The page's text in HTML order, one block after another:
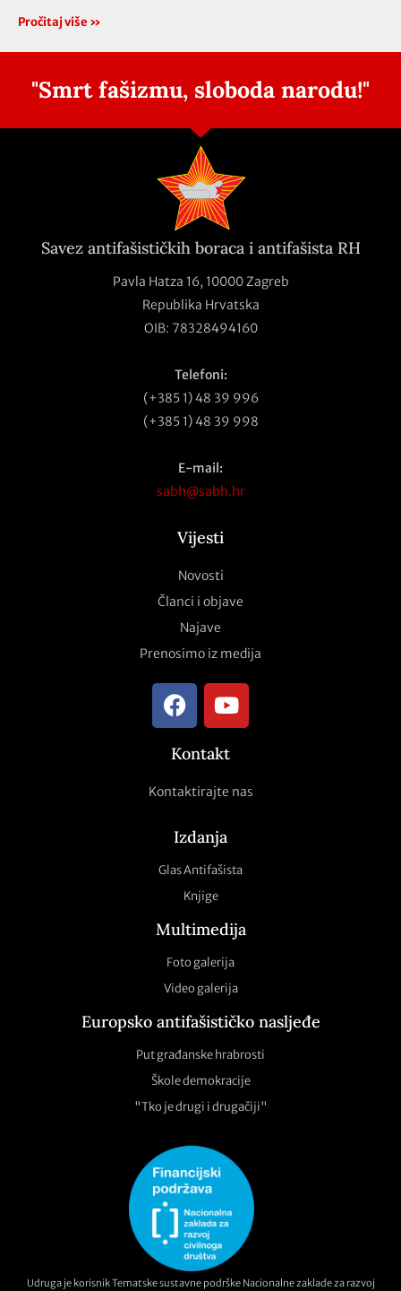
Pročitaj više »
"Smrt fašizmu, sloboda narodu!"
Savez antifašističkih boraca i antifašista RH
Pavla Hatza 16, 10000 Zagreb
Republika Hrvatska
OIB: 78328494160
Telefoni:
(+385 1) 48 39 996
(+385 1) 48 39 998
E-mail:
sabh@sabh.hr
Vijesti
Novosti
Članci i objave
Najave
Prenosimo iz medija
Kontakt
Kontaktirajte nas
Izdanja
Glas Antifašista
Knjige
Multimedija
Foto galerija
Video galerija
Europsko antifašističko nasljeđe
Put građanske hrabrosti
Škole demokracije
"Tko je drugi i drugačiji"
Udruga je korisnik Tematske sustavne podrške Nacionalne zaklade za razvoj